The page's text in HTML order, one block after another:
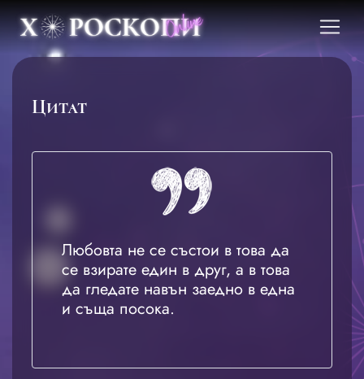
Цитат
Любовта не се състои в това да
се взирате един в друг, а в това
да гледате навън заедно в една
и съща посока.